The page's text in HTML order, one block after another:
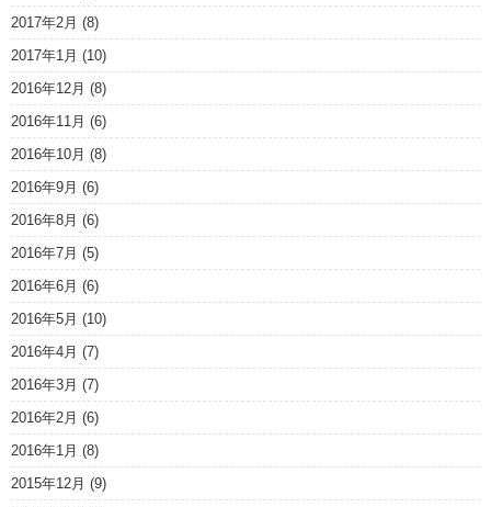
2017年2月 (8)
2017年1月 (10)
2016年12月 (8)
2016年11月 (6)
2016年10月 (8)
2016年9月 (6)
2016年8月 (6)
2016年7月 (5)
2016年6月 (6)
2016年5月 (10)
2016年4月 (7)
2016年3月 (7)
2016年2月 (6)
2016年1月 (8)
2015年12月 (9)